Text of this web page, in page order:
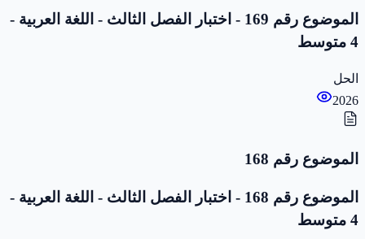
الموضوع رقم 169 - اختبار الفصل الثالث - اللغة العربية -
4 متوسط
الحل
2026
الموضوع رقم 168
الموضوع رقم 168 - اختبار الفصل الثالث - اللغة العربية -
4 متوسط